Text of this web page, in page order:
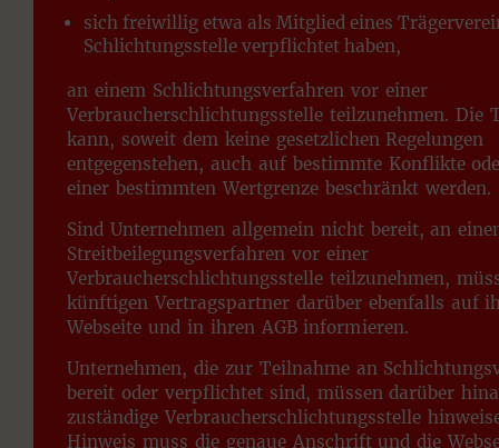
sich freiwillig etwa als Mitglied eines
Schlichtungsstelle verpflichtet haben,
an einem Schlichtungsverfahren vor einer
Verbraucherschlichtungsstelle teilzunehmen. Die
kann, soweit dem keine gesetzlichen Regelungen
entgegenstehen, auch auf bestimmte Konflikte
einer bestimmten Wertgrenze beschränkt werden.
Sind Unternehmen allgemein nicht bereit, an
Streitbeilegungsverfahren vor einer
Verbraucherschlichtungsstelle teilzunehmen,
künftigen Vertragspartner darüber ebenfalls auf
Webseite und in ihren AGB informieren.
Unternehmen, die zur Teilnahme an
bereit oder verpflichtet sind, müssen darüber
zuständige Verbraucherschlichtungsstelle
Hinweis muss die genaue Anschrift und die